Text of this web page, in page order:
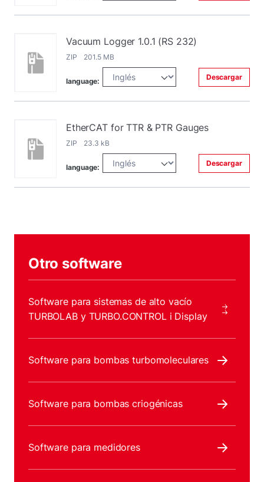
Vacuum Logger 1.0.1 (RS 232)
ZIP 201.5 MB
language: Descargar
EtherCAT for TTR & PTR Gauges
ZIP 23.3 kB
language: Descargar
Otro software
Software para sistemas de alto vacío
TURBOLAB y TURBO.CONTROL i Display
Software para bombas turbomoleculares
Software para bombas criogénicas
Software para medidores